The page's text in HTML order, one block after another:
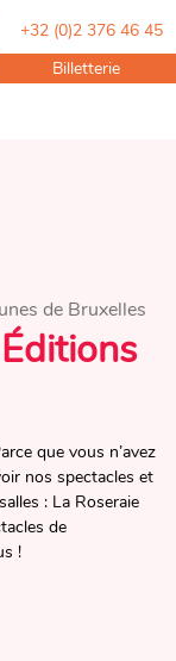
+32 (0)2 376 46 45
Billetterie
de Bruxelles
que vous n’avez
nos spectacles et
: La Roseraie
de
!